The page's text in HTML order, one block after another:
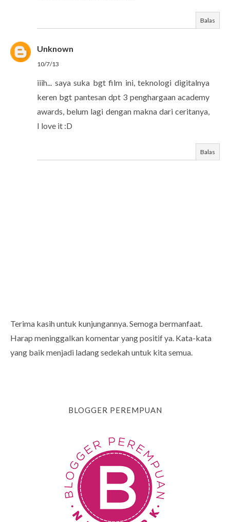
Balas
Unknown
10/7/13
iiih... saya suka bgt film ini, teknologi digitalnya
keren bgt pantesan dpt 3 penghargaan academy
awards, belum lagi dengan makna dari ceritanya,
I love it :D
Balas
Terima kasih untuk kunjungannya. Semoga bermanfaat.
Harap meninggalkan komentar yang positif ya. Kata-kata
yang baik menjadi ladang sedekah untuk kita semua.
BLOGGER PEREMPUAN